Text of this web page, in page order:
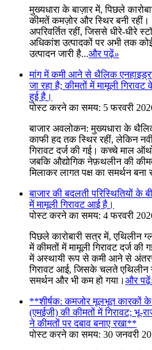
मुख्यधारा के बाज़ार में, पिछले
कीमतें कमज़ोर और स्थिर बनी
अपरिवर्तित रहीं, जिससे धीरे-धीरे
अधिकांश उत्पादकों पर अभी तक
उत्पादन जारी है...और पढ़ें»
मांग में कमी आने से थैलिक
जा रहा है; कीमतों में मामूली
हुई है।
पोस्ट करने का समय: 5 फरवरी
बाजार अवलोकन: मुख्यधारा के
काफी हद तक स्थिर रहीं, लेकिन
गिरावट दर्ज की गई। कच्चे माल
जबकि औद्योगिक नेफ़थलीन की
मिलाकर लागत पक्ष का समर्थन बना
बाजार की बदलती परिस्थितियों के
में मामूली गिरावट आई है।
पोस्ट करने का समय: 4 फरवरी
पिछले कारोबारी सत्र में, एथिलीन
में कीमतों में मामूली गिरावट दर्ज की
में अस्थायी रूप से कमी आने से
गिरावट आई, जिसके चलते एथिलीन
समर्थन और भी कम हो गया। और पढ़ें
**शीर्षक: कमजोर मूलभूत कारकों के
(एमईजी) की कीमतों में गिरावट; भू-
ने कीमतों पर दबाव बनाए रखा**
पोस्ट करने का समय: 30 जनवरी